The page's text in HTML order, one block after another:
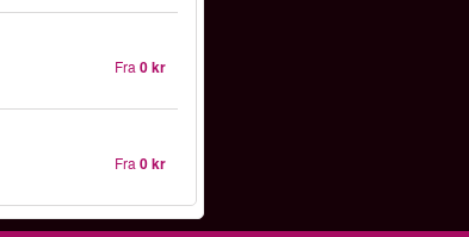
Fra 0 kr
Fra 0 kr